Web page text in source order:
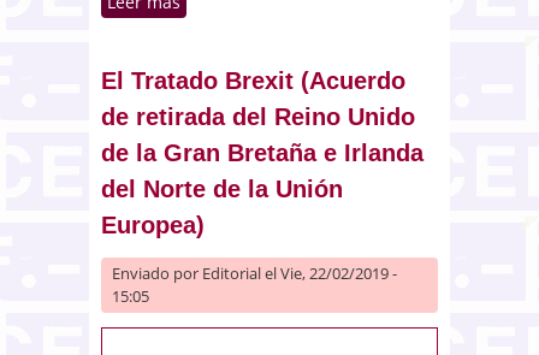
electrónica
El Tratado Brexit (Acuerdo
de retirada del Reino Unido
de la Gran Bretaña e Irlanda
del Norte de la Unión
Europea)
Enviado por Editorialel Vie, 22/02/2019 -
15:05